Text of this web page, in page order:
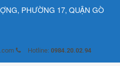
PHƯỜNG 17, QUẬN GÒ
Hotline: 0984.20.02.94